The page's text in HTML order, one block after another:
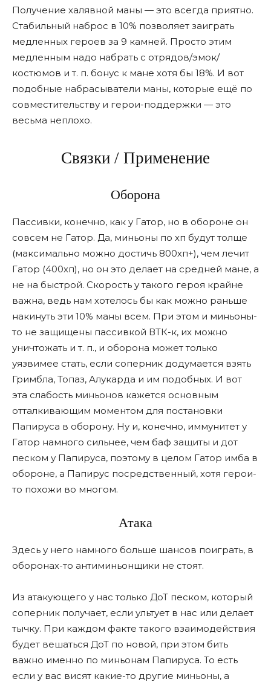
Получение халявной маны — это всегда приятно.
Стабильный наброс в 10% позволяет заиграть
медленных героев за 9 камней. Просто этим
медленным надо набрать с отрядов/эмок/
костюмов и т. п. бонус к мане хотя бы 18%. И вот
подобные набрасыватели маны, которые ещё по
совместительству и герои-поддержки — это
весьма неплохо.
Связки / Применение
Оборона
Пассивки, конечно, как у Гатор, но в обороне он
совсем не Гатор. Да, миньоны по хп будут толще
(максимально можно достичь 800хп+), чем лечит
Гатор (400хп), но он это делает на средней мане, а
не на быстрой. Скорость у такого героя крайне
важна, ведь нам хотелось бы как можно раньше
накинуть эти 10% маны всем. При этом и миньоны-
то не защищены пассивкой ВТК-к, их можно
уничтожать и т. п., и оборона может только
уязвимее стать, если соперник додумается взять
Гримбла, Топаз, Алукарда и им подобных. И вот
эта слабость миньонов кажется основным
отталкивающим моментом для постановки
Папируса в оборону. Ну и, конечно, иммунитет у
Гатор намного сильнее, чем баф защиты и дот
песком у Папируса, поэтому в целом Гатор имба в
обороне, а Папирус посредственный, хотя герои-
то похожи во многом.
Атака
Здесь у него намного больше шансов поиграть, в
оборонах-то антиминьонщики не стоят.
Из атакующего у нас только ДоТ песком, который
соперник получает, если ультует в нас или делает
тычку. При каждом факте такого взаимодействия
будет вешаться ДоТ по новой, при этом бить
важно именно по миньонам Папируса. То есть
если у вас висят какие-то другие миньоны, а